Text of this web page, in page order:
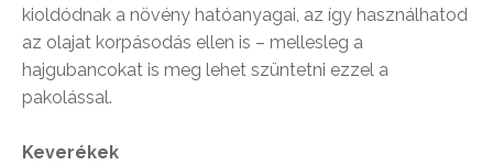
kioldódnak a növény hatóanyagai, az így használhatod
az olajat korpásodás ellen is – mellesleg a
hajgubancokat is meg lehet szüntetni ezzel a
pakolással.
Keverékek